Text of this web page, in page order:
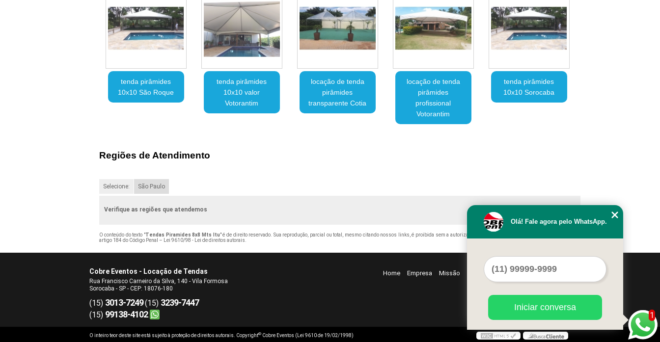
tenda pirâmides
10x10 São Roque
tenda pirâmides
10x10 valor
Votorantim
locação de tenda
pirâmides
transparente Cotia
locação de tenda
pirâmides
profissional
Votorantim
tenda pirâmides
10x10 Sorocaba
Regiões de Atendimento
Selecione: São Paulo
Verifique as regiões que atendemos
O conteúdo do texto "Tendas Piramides 8x8 Mts Itu" é de direito reservado. Sua reprodução, parcial ou total, mesmo citando nossos links, é proibida sem a autorização do autor. Crime de violação de direito autoral –
artigo 184 do Código Penal – Lei 9610/98 - Lei de direitos autorais.
Cobre Eventos - Locação de Tendas
Rua Francisco Carneiro da Silva, 140 - Vila Formosa
Sorocaba - SP - CEP: 18076-180
(15) 3013-7249(15) 3239-7447
(15) 99138-4102
Home Empresa Missão Serviços Contato Mapa do site
O inteiro teor deste site está sujeito à proteção de direitos autorais. Copyright© Cobre Eventos (Lei 9610 de 19/02/1998)
1
Olá! Fale agora pelo WhatsApp.
Iniciar conversa